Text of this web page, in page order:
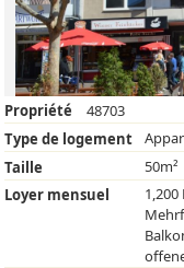
Propriété
48703
Type de logement
Taille
50m²
Loyer mensuel
1,200